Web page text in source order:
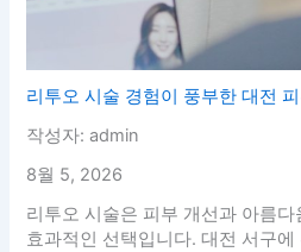
리투오 시술 경험이 풍부한 대전
작성자: admin
8월 5, 2026
리투오 시술은 피부 개선과 아름
효과적인 선택입니다. 대전 서구